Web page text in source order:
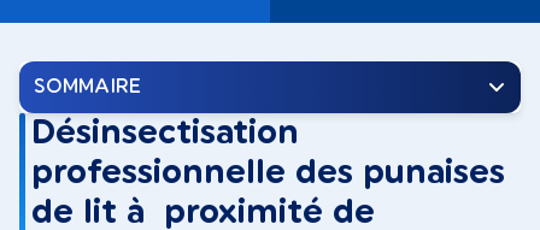
SOMMAIRE
Désinsectisation
professionnelle des punaises
de lit à proximité de